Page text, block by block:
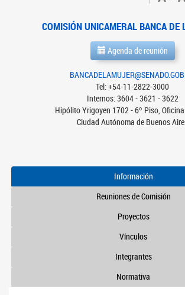
COMISIÓN UNICAMERAL BANCA DE
Agenda de reunión
Tel: +54-11-2822-3000
Internos: 3604 - 3621 - 3622
Hipólito Yrigoyen 1702 - 6º Piso,
Ciudad Autónoma de Buenos
Información
Reuniones de Comisión
Proyectos
Vínculos
Integrantes
Normativa